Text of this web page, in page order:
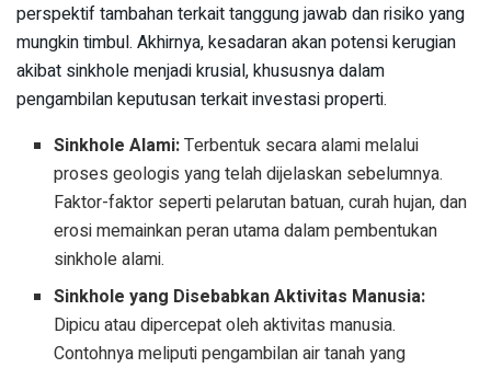
perspektif tambahan terkait tanggung jawab dan risiko yang
mungkin timbul. Akhirnya, kesadaran akan potensi kerugian
akibat sinkhole menjadi krusial, khususnya dalam
pengambilan keputusan terkait investasi properti.
Sinkhole Alami:Terbentuk secara alami melalui
proses geologis yang telah dijelaskan sebelumnya.
Faktor-faktor seperti pelarutan batuan, curah hujan, dan
erosi memainkan peran utama dalam pembentukan
sinkhole alami.
Sinkhole yang Disebabkan Aktivitas Manusia:
Dipicu atau dipercepat oleh aktivitas manusia.
Contohnya meliputi pengambilan air tanah yang